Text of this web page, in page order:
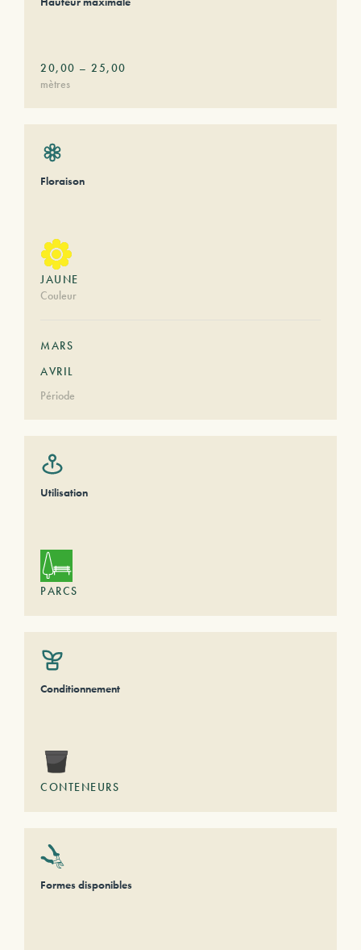
20,00 – 25,00
mètres
Floraison
JAUNE
Couleur
MARS
AVRIL
Période
Utilisation
PARCS
Conditionnement
CONTENEURS
Formes disponibles